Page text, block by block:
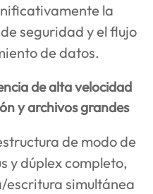
la
seguridad y el flujo
de datos.
de alta velocidad
y archivos grandes
de modo de
y dúplex completo,
escritura simultánea